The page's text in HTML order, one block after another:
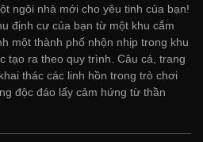
ngôi nhà mới cho yêu tinh của bạn!
định cư của bạn từ một khu cắm
một thành phố nhộn nhịp trong khu
tạo ra theo quy trình. Câu cá, trang
thác các linh hồn trong trò chơi
độc đáo lấy cảm hứng từ thần